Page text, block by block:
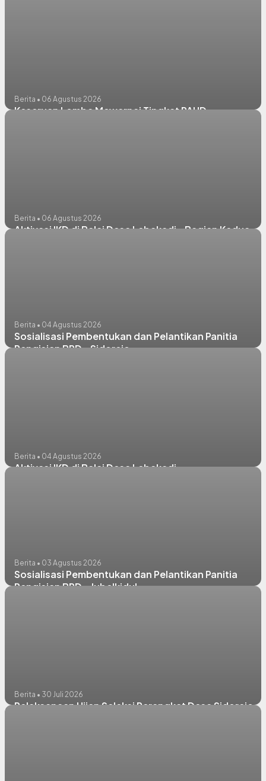
Berita • 06 Agustus 2026
Keseruan Lomba Mewarnai Tingkat PAUD
Berita • 06 Agustus 2026
Aktivasi IKD di Balai Desa Lebakadi - Bagian Kedua
Berita • 04 Agustus 2026
Sosialisasi Pembentukan dan Pelantikan Panitia
Pengisian BPD - Sidorejo
Berita • 04 Agustus 2026
Aktivasi IKD di Balai Desa Lebakadi
Berita • 03 Agustus 2026
Sosialisasi Pembentukan dan Pelantikan Panitia
Pengisian BPD - Jubelkidul
Berita • 30 Juli 2026
Pelaksanaan Ujian Seleksi Perangkat Desa Sidorejo